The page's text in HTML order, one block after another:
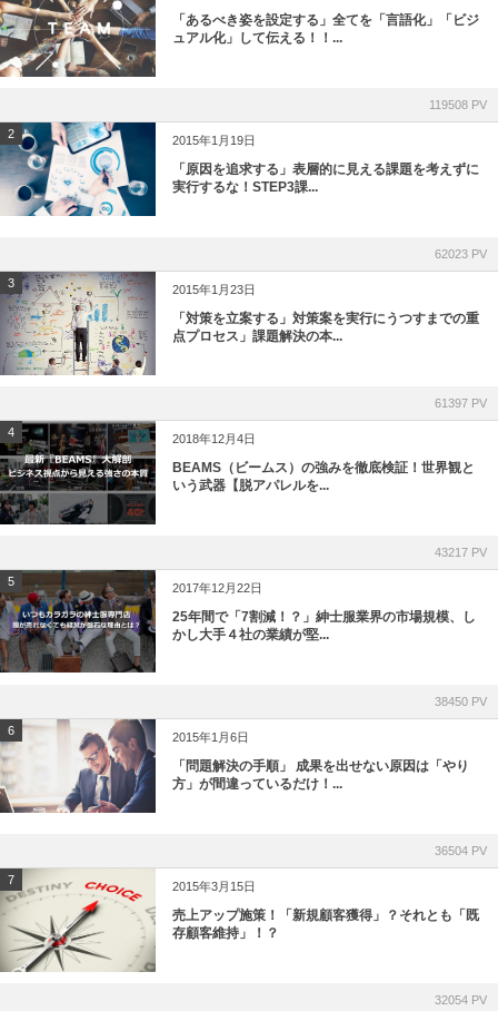
「あるべき姿を設定する」全てを「言語化」「ビジ
ュアル化」して伝える！！...
119508 PV
2 2015年1月19日
「原因を追求する」表層的に見える課題を考えずに
実行するな！STEP3課...
62023 PV
3 2015年1月23日
「対策を立案する」対策案を実行にうつすまでの重
点プロセス」課題解決の本...
61397 PV
4 2018年12月4日
BEAMS（ビームス）の強みを徹底検証！世界観と
いう武器【脱アパレルを...
43217 PV
5 2017年12月22日
25年間で「7割減！？」紳士服業界の市場規模、し
かし大手４社の業績が堅...
38450 PV
6 2015年1月6日
「問題解決の手順」 成果を出せない原因は「やり
方」が間違っているだけ！...
36504 PV
7 2015年3月15日
売上アップ施策！「新規顧客獲得」？それとも「既
存顧客維持」！？
32054 PV